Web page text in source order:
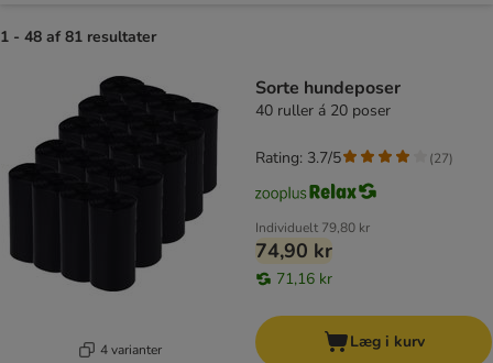
1 - 48 af 81 resultater
4 varianter
Sorte hundeposer
40 ruller á 20 poser
Individuelt 79,80 kr
74,90 kr
71,16 kr
Rating: 3.7/5 (27)
Læg i kurv